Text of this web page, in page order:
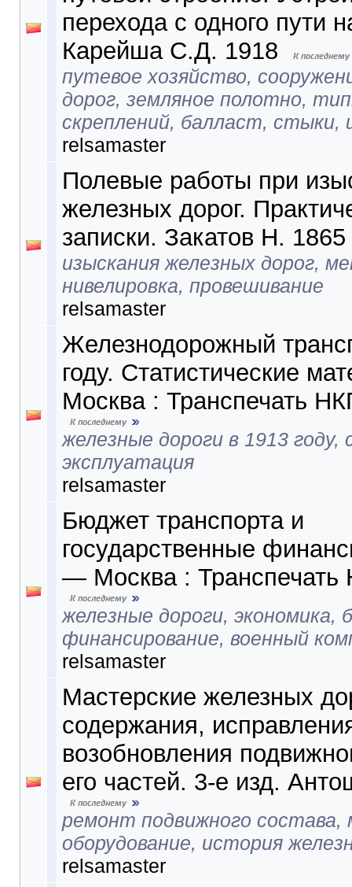
перехода с одного пути
Карейша С.Д. 1918
путевое хозяйство,
дорог, земляное полотно,
скреплений, балласт, стыки,
relsamaster
Полевые работы при
железных дорог.
записки. Закатов Н. 1865
изыскания железных дорог,
нивелировка, провешивание
relsamaster
Железнодорожный
году. Статистические
Москва : Транспечать
железные дороги в 1913
эксплуатация
relsamaster
Бюджет транспорта и
государственные
— Москва :
железные дороги, экономика,
финансирование, военный
relsamaster
Мастерские железных
содержания,
возобновления
его частей. 3-е изд.
ремонт подвижного состава,
оборудование, история
relsamaster